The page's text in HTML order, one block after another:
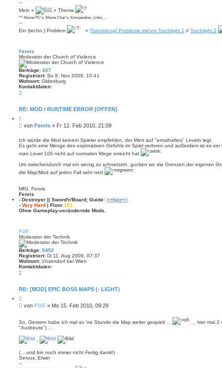
--
Mein «
» Thema
^^ Meine PC's, Meine Char's, Kompendien, Links, ...
--
Ein (techn.) Problem
» [Sammlung] Probleme mit/um Torchlight 1 // Torchlight 2
Fenris
Moderator der Church of Violence
Beiträge: 437
Registriert: So 8. Nov 2009, 10:41
Wohnort: Oldenburg
Kontaktdaten:
t
t
t
e
n
v
o
n
F
r
i
s
RE: MOD / RUNTIME ERROR [OFFEN]
i
t
e
r
n
B
i
t
r
g
von Fenris » Fr 12. Feb 2010, 21:09
Ich würde die Mod keinem Spieler empfehlen, der Wert auf "ernsthaftes" Leveln legt.
Es geht eine Menge des explorativen Gefühls im Spiel verloren und außerdem ist es
man Level 100 nicht auf normalen Wege erreicht hat
Um zwischendurch mal ein wenig zu schnetzeln, gucken wo die Grenzen der eigenen
die Map/Mod auf jeden Fall sehr nett
MfG, Fenris
Fenris
- Destroyer || Sword'n'Board; Guide: >>hier<<
- Very Hard | Floor 101
Ohne Gameplay-verändernde Mods.
FOE
Moderator der Technik
Beiträge: 5452
Registriert: Di 11. Aug 2009, 07:37
Wohnort: Vösendorf bei Wien
Kontaktdaten:
t
t
t
e
v
o
F
O
E
RE: [MOD] EPIC BOSS MAPS (- LIGHT)
i
t
r
e
n
B
t
a
von FOE » Mo 15. Feb 2010, 09:29
So, Gestern habe ich mal so 'ne Stunde die Map weiter gespielt ...
... hier mal 2
"Ausbeute") ...
(... und bin noch immer nicht Fertig damit!)
Servus, Erwin
--